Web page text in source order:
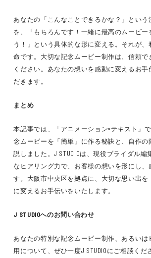
あなたの「こんなことできるかな？」という
を、「もちろんです！一緒に最高のムービー
う！」という具体的な形に変える。それが、
命です。大切な記念ムービー制作は、信頼で
ください。あなたの想いを感動に変えるお手
だきます。
まとめ
本記事では、「アニメーション×テキスト」
念ムービーを「簡単」に作る秘訣と、自作の
説しました。J STUDIOは、現役ブライダル編
なヒアリング力で、お客様の想いを形にし、
す。大阪市中央区を拠点に、大切な思い出を
に変えるお手伝いをいたします。
J STUDIOへのお問い合わせ
あなたの特別な記念ムービー制作、あるいは
用について、ぜひ一度J STUDIOにご相談くだ